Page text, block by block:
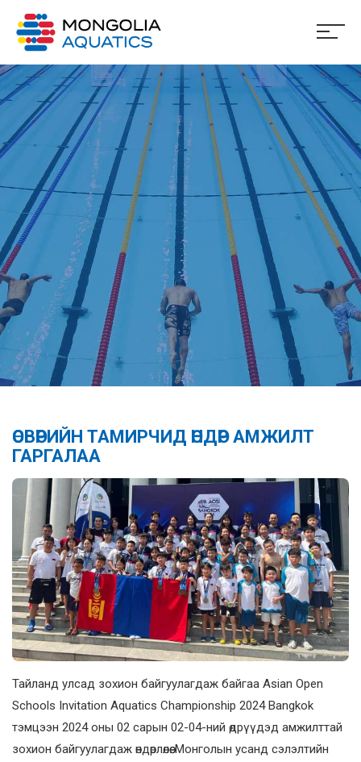
ӨСВӨРИЙН ТАМИРЧИД ӨНДӨР АМЖИЛТ
ГАРГАЛАА
Тайланд улсад зохион байгуулагдаж байгаа Asian Open
Schools Invitation Aquatics Championship 2024 Bangkok
тэмцээн 2024 оны 02 сарын 02-04-ний өдрүүдэд амжилттай
зохион байгуулагдаж өндөрлөлөө. Монголын усанд сэлэлтийн